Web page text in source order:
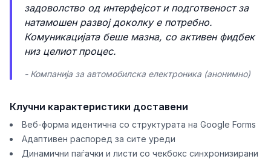
задоволство од интерфејсот и подготвеност за
натамошен развој доколку е потребно.
Комуникацијата беше мазна, со активен фидбек
низ целиот процес.
- Компанија за автомобилска електроника (анонимно)
Клучни карактеристики доставени
Веб-форма идентична со структурата на Google Forms
Адаптивен распоред за сите уреди
Динамични паѓачки и листи со чекбокс синхронизирани